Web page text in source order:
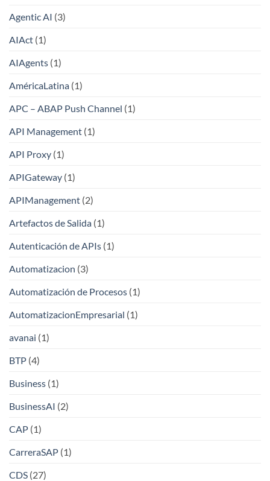
Agentic AI (3)
AIAct (1)
AIAgents (1)
AméricaLatina (1)
APC – ABAP Push Channel (1)
API Management (1)
API Proxy (1)
APIGateway (1)
APIManagement (2)
Artefactos de Salida (1)
Autenticación de APIs (1)
Automatizacion (3)
Automatización de Procesos (1)
AutomatizacionEmpresarial (1)
avanai (1)
BTP (4)
Business (1)
BusinessAI (2)
CAP (1)
CarreraSAP (1)
CDS (27)